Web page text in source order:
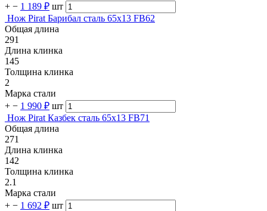
+ − 1 189 ₽ шт
Нож Pirat Барибал сталь 65х13 FB62
Общая длина
291
Длина клинка
145
Толщина клинка
2
Марка стали
+ − 1 990 ₽ шт
Нож Pirat Казбек сталь 65х13 FB71
Общая длина
271
Длина клинка
142
Толщина клинка
2.1
Марка стали
+ − 1 692 ₽ шт